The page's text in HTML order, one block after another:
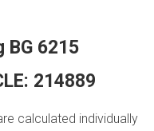
BG 6215
214889
calculated individually